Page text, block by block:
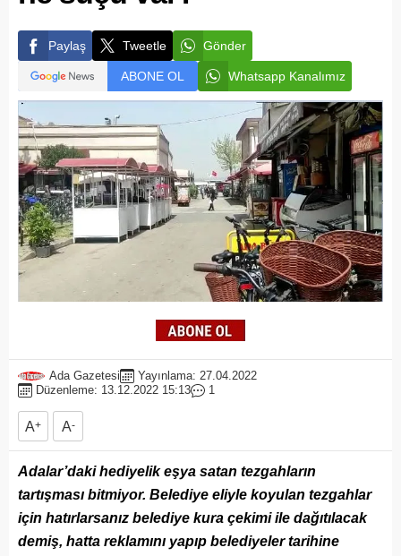
Paylaş Tweetle Gönder
ABONE OL Whatsapp Kanalımız
Ada Gazetesi
Yayınlama: 27.04.2022
Düzenleme: 13.12.2022 15:13
1
A+ A-
Adalar’daki hediyelik eşya satan tezgahların
tartışması bitmiyor. Belediye eliyle koyulan tezgahlar
için hatırlarsanız belediye kura çekimi ile dağıtılacak
demiş, hatta reklamını yapıp belediyeler tarihine